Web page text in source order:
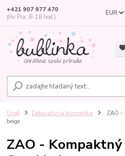
EUR
+421 907 977 470
(Po-Pia, 8-18 hod.)
Úvod Dekoratívna kozmetika
ZAO -
beige
ZAO -